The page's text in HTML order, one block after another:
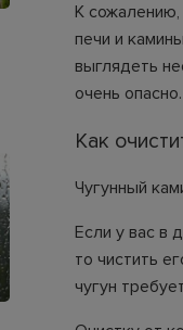
К
печи и
выглядеть
очень опасно.
Как
Чугунный
Если у вас в
то чистить
чугун